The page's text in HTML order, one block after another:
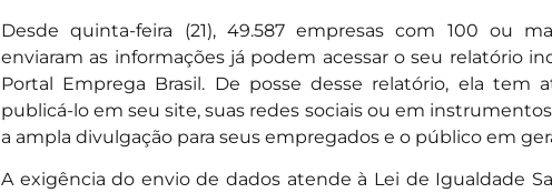
Desde quinta-feira (21), 49.587 empresas com 100 ou
enviaram as informações já podem acessar o seu relatório
Portal Emprega Brasil. De posse desse relatório, ela tem
publicá-lo em seu site, suas redes sociais ou em
a ampla divulgação para seus empregados e o público em
A exigência do envio de dados atende à Lei de Igualdade